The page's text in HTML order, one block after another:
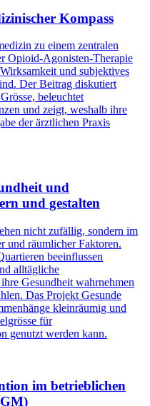
Kompass
zu einem zentralen
Opioid-Agonisten-Therapie
und subjektives
Der Beitrag diskutiert
beleuchtet
und zeigt, weshalb ihre
der ärztlichen Praxis
und
und gestalten
nicht zufällig, sondern im
und räumlicher Faktoren.
beeinflussen
alltägliche
Gesundheit wahrnehmen
Das Projekt Gesunde
kleinräumig und
für
genutzt werden kann.
im betrieblichen